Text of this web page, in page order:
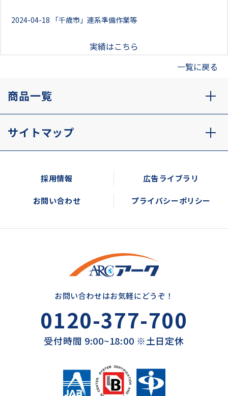
2024-04-18 「千歳市」連系準備作業等
実績はこちら
一覧に戻る
商品一覧
サイトマップ
採用情報 広告ライブラリ
お問い合わせ プライバシーポリシー
お問い合わせはお気軽にどうぞ！
0120-377-700
受付時間 9:00~18:00 ※土日定休